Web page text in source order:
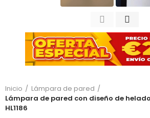
Inicio
Lámpara de pared
Lámpara de pared con diseño de
HL1186